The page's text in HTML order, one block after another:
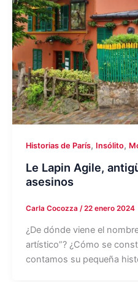
Historias de París, Insólito,
Le Lapin Agile,
asesinos
Carla Cocozza /22 enero 2024
¿De dónde viene el
artístico”? ¿Cómo se
contamos su pequeña